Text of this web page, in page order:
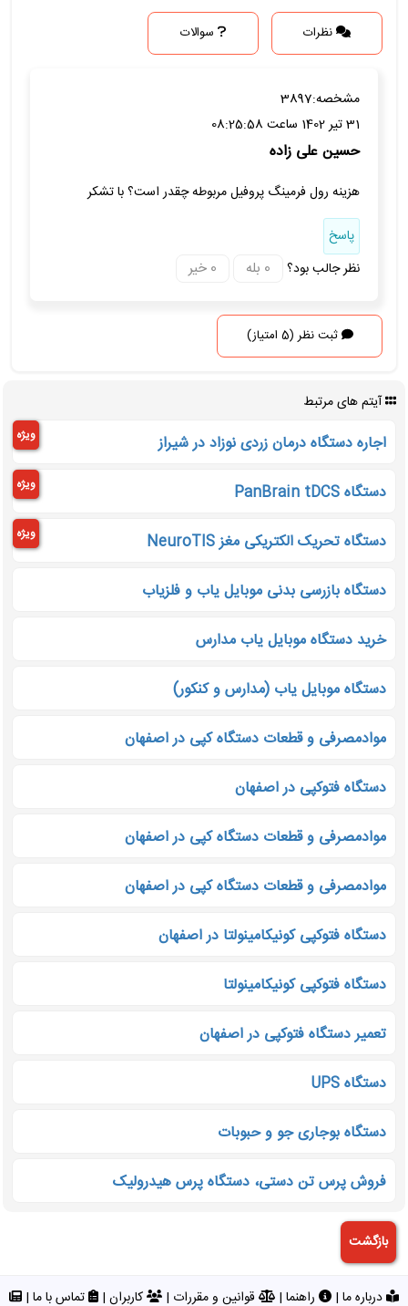
نظرات سوالات
مشخصه:3897
31 تیر 1402 ساعت 08:25:58
حسین علی زاده
هزینه رول فرمینگ پروفیل مربوطه چقدر است؟ با تشکر
پاسخ
نظر جالب بود؟
ثبت نظر (5 امتیاز)
آیتم های مرتبط
اجاره دستگاه درمان زردی نوزاد در شیراز ویژه
دستگاه PanBrain tDCS ویژه
دستگاه تحریک الکتریکی مغز NeuroTIS ویژه
دستگاه بازرسی بدنی موبایل یاب و فلزیاب
خرید دستگاه موبایل یاب مدارس
دستگاه موبایل یاب (مدارس و کنکور)
موادمصرفی و قطعات دستگاه کپی در اصفهان
دستگاه فتوکپی در اصفهان
موادمصرفی و قطعات دستگاه کپی در اصفهان
موادمصرفی و قطعات دستگاه کپی در اصفهان
دستگاه فتوکپی کونیکامینولتا در اصفهان
دستگاه فتوکپی کونیکامینولتا
تعمیر دستگاه فتوکپی در اصفهان
دستگاه UPS
دستگاه بوجاری جو و حبوبات
فروش پرس تن دستی، دستگاه پرس هیدرولیک
درباره ما | راهنما | قوانین و مقررات | کاربران | تماس با ما|